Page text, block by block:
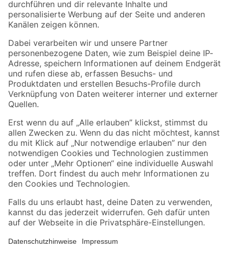
Folge uns
Zahlungsarten Versandarten
Sicher einkaufen
Jetzt die toom-App herunterladen
Alle Preisangaben in EUR inkl. gesetzl. MwSt.. Die dargestellten Angebote sind unter
Umständen nicht in allen Märkten verfügbar. Die angegebenen Verfügbarkeiten beziehen
Produkte nur solange der Vorrat reicht.
*Paketversand ab 59 € versandkostenfrei, gilt nicht für Artikel mit Speditionsversand, hier